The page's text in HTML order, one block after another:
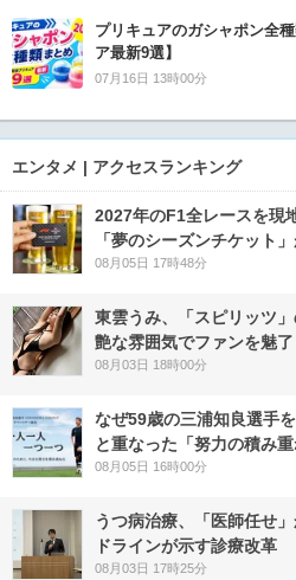
プリキュアのガシャポン全
ア最新9選】
07月16日 13時00分
エンタメ | アクセスランキング
2027年のF1全レースを現
「夢のシーズンチケット
08月05日 17時48分
東雲うみ、「スピリッツ
艶な雰囲気でファンを魅了
08月03日 18時00分
なぜ59歳の三浦知良選手
と重なった「努力の積み重
08月05日 16時00分
うつ病治療、「医師任せ
ドラインが示す診療改革
08月03日 17時25分